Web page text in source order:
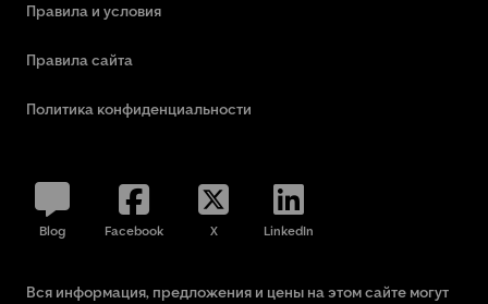
Правила и условия
Правила сайта
Политика конфиденциальности
Blog Facebook X LinkedIn
Вся информация, предложения и цены на этом сайте могут